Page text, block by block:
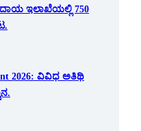
ಇಲಾಖೆಯಲ್ಲಿ 750
2026: ವಿವಿಧ ಅತಿಥಿ